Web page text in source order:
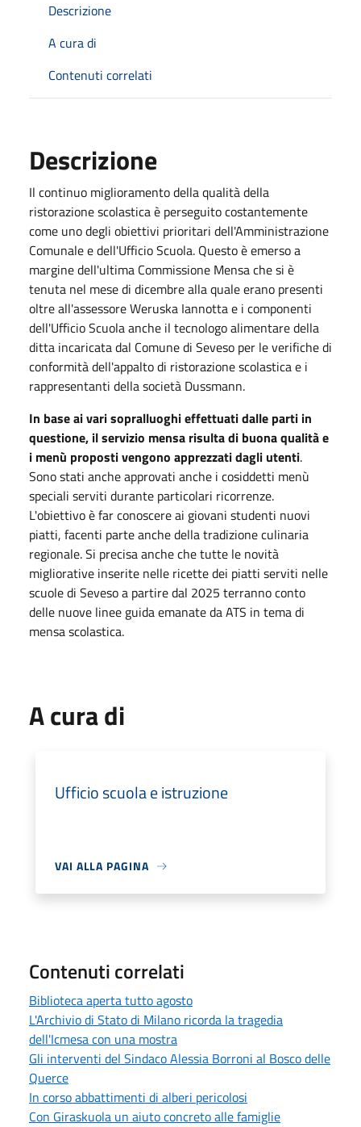
Descrizione
A cura di
Contenuti correlati
Descrizione
Il continuo miglioramento della qualità della
ristorazione scolastica è perseguito costantemente
come uno degli obiettivi prioritari dell'Amministrazione
Comunale e dell'Ufficio Scuola. Questo è emerso a
margine dell'ultima Commissione Mensa che si è
tenuta nel mese di dicembre alla quale erano presenti
oltre all'assessore Weruska Iannotta e i componenti
dell'Ufficio Scuola anche il tecnologo alimentare della
ditta incaricata dal Comune di Seveso per le verifiche di
conformità dell'appalto di ristorazione scolastica e i
rappresentanti della società Dussmann.
In base ai vari sopralluoghi effettuati dalle parti in
questione, il servizio mensa risulta di buona qualità e
i menù proposti vengono apprezzati dagli utenti.
Sono stati anche approvati anche i cosiddetti menù
speciali serviti durante particolari ricorrenze.
L'obiettivo è far conoscere ai giovani studenti nuovi
piatti, facenti parte anche della tradizione culinaria
regionale. Si precisa anche che tutte le novità
migliorative inserite nelle ricette dei piatti serviti nelle
scuole di Seveso a partire dal 2025 terranno conto
delle nuove linee guida emanate da ATS in tema di
mensa scolastica.
A cura di
Ufficio scuola e istruzione
VAI ALLA PAGINA
Contenuti correlati
Biblioteca aperta tutto agosto
L'Archivio di Stato di Milano ricorda la tragedia
dell'Icmesa con una mostra
Gli interventi del Sindaco Alessia Borroni al Bosco delle
Querce
In corso abbattimenti di alberi pericolosi
Con Giraskuola un aiuto concreto alle famiglie